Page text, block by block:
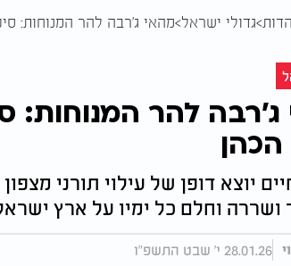
גדולי ישראל מהאי ג׳רבה להר המנוחות:
להר המנוחות:
הכהן
יוצא דופן של עילוי תורני
ושררה וחלם כל ימיו על ארץ
28.01.26 י' שבט התשפ"ו